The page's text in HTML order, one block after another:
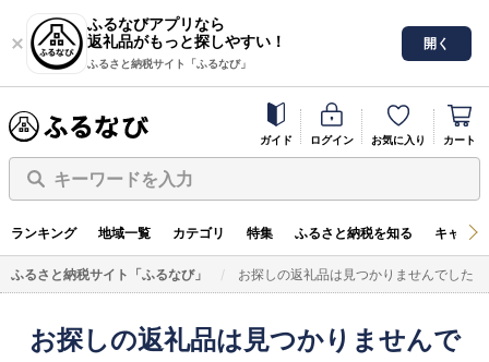
ふるなびアプリなら
返礼品がもっと探しやすい！
ふるさと納税サイト「ふるなび」
開く
ガイド ログイン お気に入り カート
キーワードを入力
ランキング 地域一覧 カテゴリ 特集 ふるさと納税を知る キャン
ふるさと納税サイト「ふるなび」 お探しの返礼品は見つかりませんでした
お探しの返礼品は見つかりませんで